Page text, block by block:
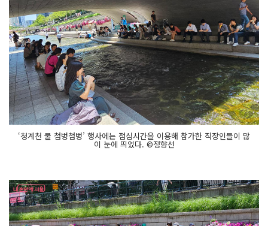
‘청계천 물 첨벙첨벙’ 행사에는 점심시간을 이용해 참가한 직장인들이 많
이 눈에 띄었다. ©정향선